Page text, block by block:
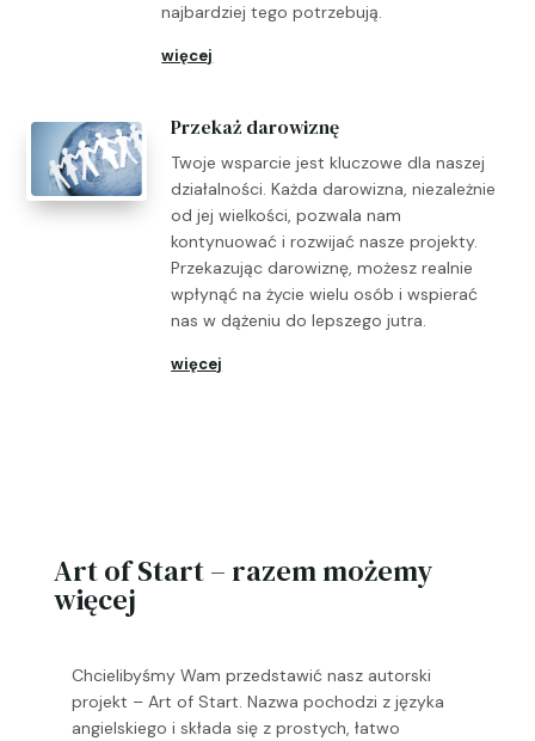
najbardziej tego potrzebują.
więcej
Przekaż darowiznę
Twoje wsparcie jest kluczowe dla naszej
działalności. Każda darowizna, niezależnie
od jej wielkości, pozwala nam
kontynuować i rozwijać nasze projekty.
Przekazując darowiznę, możesz realnie
wpłynąć na życie wielu osób i wspierać
nas w dążeniu do lepszego jutra.
więcej
Art of Start – razem możemy
więcej
Chcielibyśmy Wam przedstawić nasz autorski
projekt – Art of Start. Nazwa pochodzi z języka
angielskiego i składa się z prostych, łatwo